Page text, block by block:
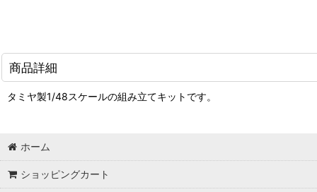
商品詳細
タミヤ製1/48スケールの組み立てキットです。
ホーム
ショッピングカート